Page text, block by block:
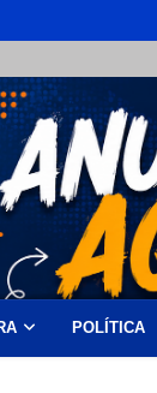
POLÍTICA